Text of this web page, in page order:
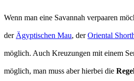
Wenn man eine Savannah verpaaren
derÄgyptischen Mau, derOriental
möglich. Auch Kreuzungen mit einem
möglich, man muss aber hierbei die